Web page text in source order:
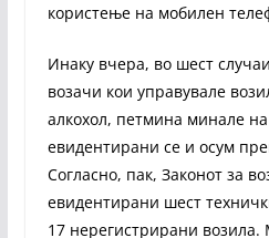
користење на мобилен
Инаку вчера, во шест
возачи кои управувале
алкохол, петмина минале
евидентирани се и осум
Согласно, пак, Законот за
евидентирани шест
17 нерегистрирани возила.